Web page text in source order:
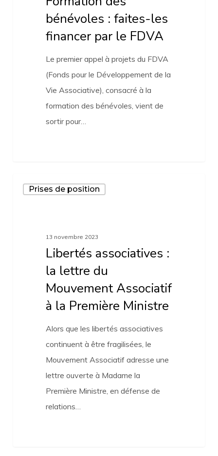
bénévoles : faites-les
financer par le FDVA
Le premier appel à projets du FDVA
(Fonds pour le Développement de la
Vie Associative), consacré à la
formation des bénévoles, vient de
sortir pour…
associatives
Mouvement
Associatif
Prises de position
13 novembre 2023
Libertés associatives :
la lettre du
Mouvement Associatif
à la Première Ministre
Alors que les libertés associatives
continuent à être fragilisées, le
Mouvement Associatif adresse une
lettre ouverte à Madame la
Première Ministre, en défense de
relations…